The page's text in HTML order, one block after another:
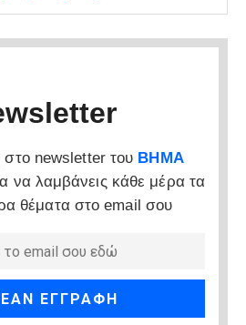
newsletter του ΒΗΜΑ
να λαμβάνεις κάθε μέρα τα
θέματα στο email σου